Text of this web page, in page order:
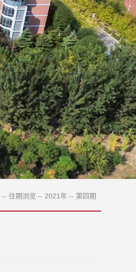
-- 往期浏览 -- 2021年 -- 第四期